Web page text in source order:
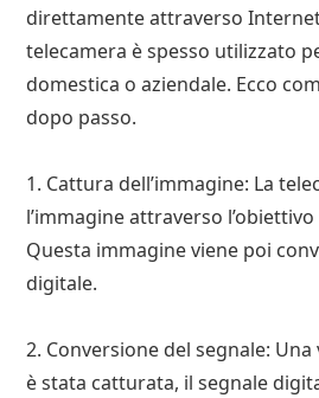
direttamente attraverso
telecamera è spesso utilizzato
domestica o aziendale. Ecco
dopo passo.
1. Cattura dell’immagine: La
l’immagine attraverso
Questa immagine viene poi
digitale.
2. Conversione del segnale:
è stata catturata, il segnale